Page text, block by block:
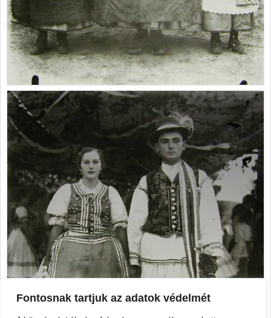
Fontosnak tartjuk az adatok védelmét